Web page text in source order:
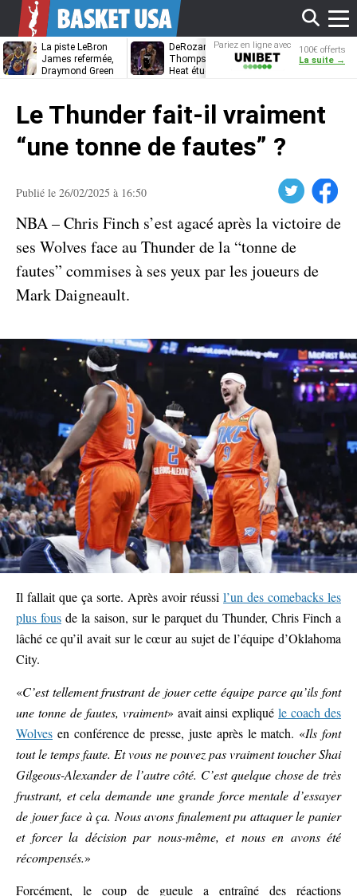
La piste LeBron
James refermée,
Draymond Green
DeRozan, Beal,
Thompson… Le
Heat étudie ses
Kentavious
Caldwell-
Pariez en ligne avec
Unibet
100€ offerts
La suite →
Le Thunder fait-il vraiment
“une tonne de fautes” ?
Publié le 26/02/2025 à 16:50 Facebook
NBA – Chris Finch s’est agacé après la victoire de
ses Wolves face au Thunder de la “tonne de
fautes” commises à ses yeux par les joueurs de
Mark Daigneault.
Il fallait que ça sorte. Après avoir réussi l’un des comebacks les
plus fous de la saison, sur le parquet du Thunder, Chris Finch a
lâché ce qu’il avait sur le cœur au sujet de l’équipe d’Oklahoma
City.
«C’est tellement frustrant de jouer cette équipe parce qu’ils font
une tonne de fautes, vraiment» avait ainsi expliquéle coach des
Wolves en conférence de presse, juste après le match. «Ils font
tout le temps faute. Et vous ne pouvez pas vraiment toucher Shai
Gilgeous-Alexander de l’autre côté. C’est quelque chose de très
frustrant, et cela demande une grande force mentale d’essayer
de jouer face à ça. Nous avons finalement pu attaquer le panier
et forcer la décision par nous-même, et nous en avons été
récompensés.»
Forcément, le coup de gueule a entraîné des réactions